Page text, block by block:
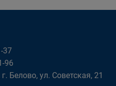
37
96
Белово, ул. Советская, 21